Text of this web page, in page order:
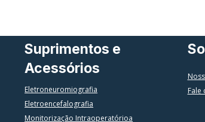
Suprimentos e
Acessórios
Eletroneuromiografia
Eletroencefalografia
Monitorização Intraoperatórioa
Fale